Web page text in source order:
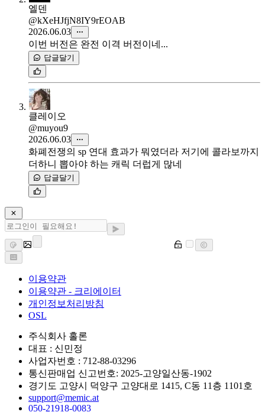
엘덴
@kXeHJfjN8IY9rEOAB
2026.06.03
이번 버전은 완전 이격 버전이네...
답글달기
클레이오
@muyou9
2026.06.03
화폐전쟁의 sp 연대 효과가 뭐였더라 저기에 콜라보까지
더하니 뽑아야 하는 캐릭 더럽게 많네
답글달기
이용약관
이용약관 - 크리에이터
개인정보처리방침
OSL
주식회사 홀론
대표 : 신민정
사업자번호 : 712-88-03296
통신판매업 신고번호: 2025-고양일산동-1902
경기도 고양시 덕양구 고양대로 1415, C동 11층 1101호
support@memic.at
050-21918-0083